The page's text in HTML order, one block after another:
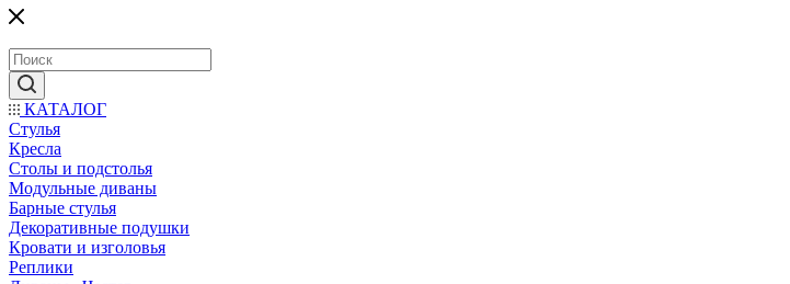
КАТАЛОГ
Стулья
Кресла
Столы и подстолья
Модульные диваны
Барные стулья
Декоративные подушки
Кровати и изголовья
Реплики